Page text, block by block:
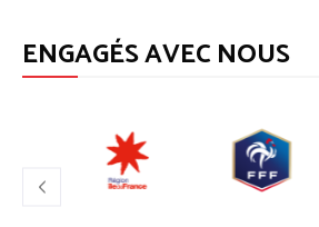
ENGAGÉS AVEC NOUS